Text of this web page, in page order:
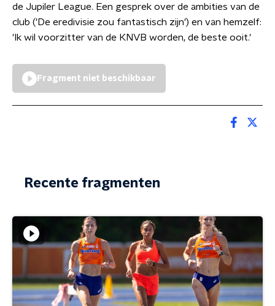
de Jupiler League. Een gesprek over de ambities van de
club ('De eredivisie zou fantastisch zijn') en van hemzelf:
'Ik wil voorzitter van de KNVB worden, de beste ooit.'
Fragment niet beschikbaar
Recente fragmenten